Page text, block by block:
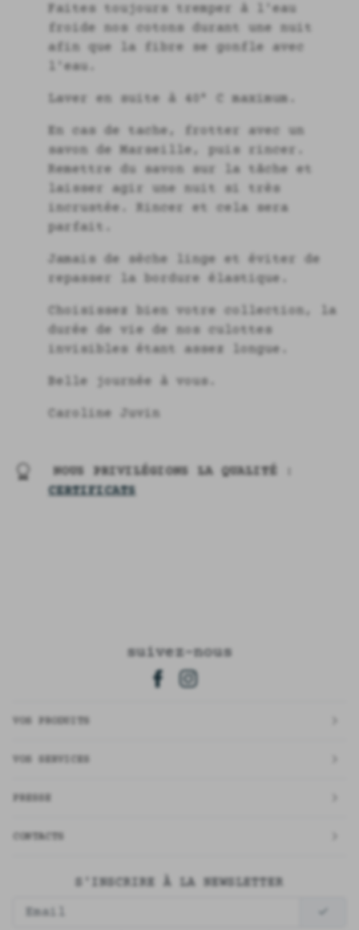
Faites toujours tremper à l'eau
froide nos cotons durant une nuit
afin que la fibre se gonfle avec
l'eau.
Laver en suite à 40° C maximum.
En cas de tache, frotter avec un
savon de Marseille, puis rincer.
Remettre du savon sur la tâche et
laisser agir une nuit si très
incrustée. Rincer et cela sera
parfait.
Jamais de sèche linge et éviter de
repasser la bordure élastique.
Choisissez bien votre collection, la
durée de vie de nos culottes
invisibles étant assez longue.
Belle journée à vous.
Caroline Juvin
NOUS PRIVILÉGIONS LA QUALITÉ :
CERTIFICATS
suivez-nous
VOS PRODUITS
VOS SERVICES
PRESSE
CONTACTS
S'INSCRIRE À LA NEWSLETTER